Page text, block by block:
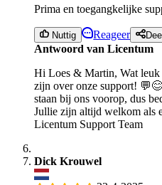
Prima en toegangkelijke
Nuttig Reageer Deel
Antwoord van Licentum
Hi Loes & Martin, Wat leuk
zijn over onze support!
staan bij ons voorop, dus
Jullie zijn altijd welkom als
Licentum Support Team
Dick Krouwel